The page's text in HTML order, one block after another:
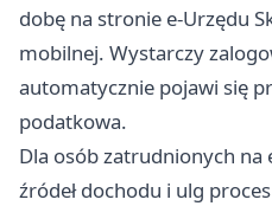
dobę na stronie e-Urzędu
mobilnej. Wystarczy
automatycznie pojawi się
podatkowa.
Dla osób zatrudnionych na
źródeł dochodu i ulg